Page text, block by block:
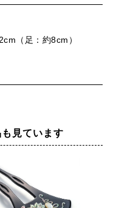
（足：約8cm）
見ています